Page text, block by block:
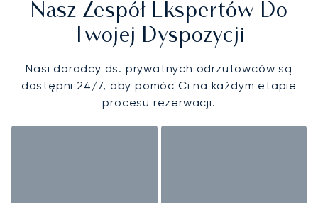
Nasz Zespół Ekspertów Do
Twojej Dyspozycji
Nasi doradcy ds. prywatnych odrzutowców są
dostępni 24/7, aby pomóc Ci na każdym etapie
procesu rezerwacji.